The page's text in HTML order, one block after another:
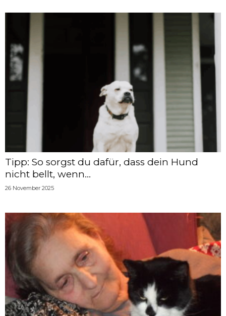
Tipp: So sorgst du dafür, dass dein Hund
nicht bellt, wenn...
26 November 2025